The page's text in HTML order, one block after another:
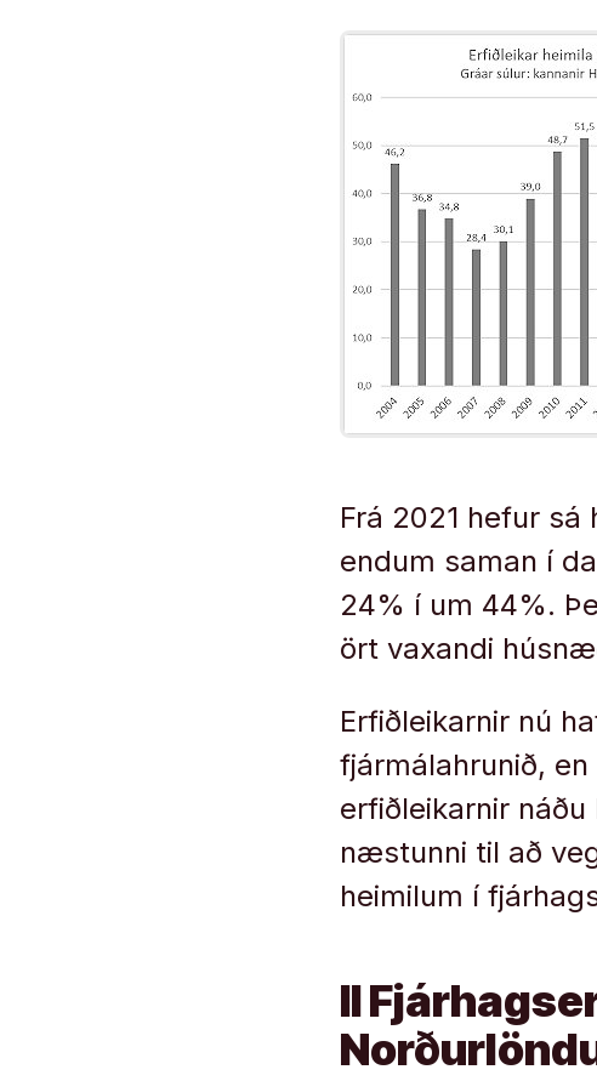
Frá 2021 hefur sá
endum saman í
24% í um 44%.
ört vaxandi
Erfiðleikarnir nú
fjármálahrunið,
erfiðleikarnir
næstunni til að
heimilum í
II